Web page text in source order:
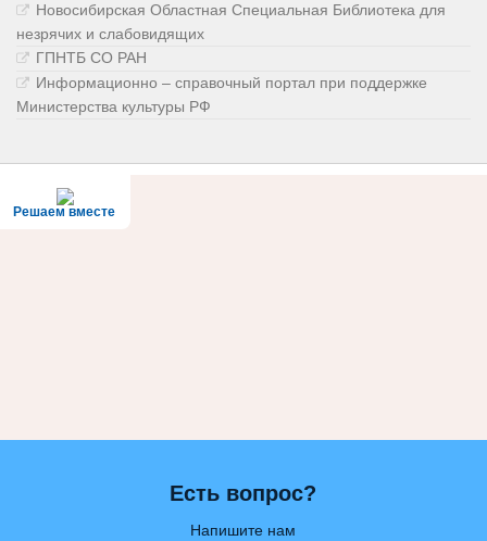
Новосибирская Областная Специальная Библиотека для
незрячих и слабовидящих
ГПНТБ СО РАН
Информационно – справочный портал при поддержке
Министерства культуры РФ
Решаем вместе
Есть вопрос?
Напишите нам